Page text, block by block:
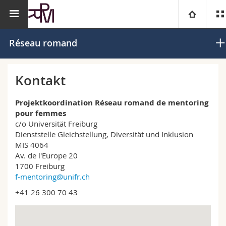
Universität
Forschung
Universität
Weiterbildung
Rechtswissenschaftliche Fak.
Wirtschafts- und Sozialwissenschaftliche Fak.
Philosophische Fak.
Fak. für Erziehungs- und Bildungswissenschaften
Studieninteressierte
Studierende
Medien
Forschende
Ressourcen
Personenverzeichnis
Ortsplan
Bibliotheken
Akademische
und Mann
Réseau
mentoring
femmes
Réseau romand
Kontakt
Projektkoordination Réseau romand de mentoring
pour femmes
c/o Universität Freiburg
Dienststelle Gleichstellung, Diversität und Inklusion
MIS 4064
Av. de l'Europe 20
1700 Freiburg
f-mentoring@unifr.ch
+41 26 300 70 43